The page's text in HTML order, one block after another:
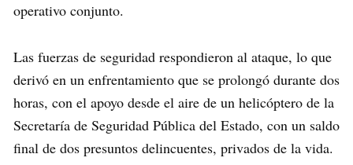
operativo conjunto.
Las fuerzas de seguridad respondieron al ataque, lo que
derivó en un enfrentamiento que se prolongó durante dos
horas, con el apoyo desde el aire de un helicóptero de la
Secretaría de Seguridad Pública del Estado, con un saldo
final de dos presuntos delincuentes, privados de la vida.